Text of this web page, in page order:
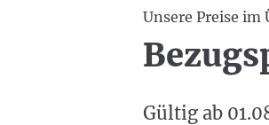
Unsere Preise im
Gültig ab